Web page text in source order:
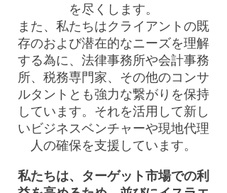
を尽くします。
また、私たちはクライアントの既
存のおよび潜在的なニーズを理解
する為に、法律事務所や会計事務
所、税務専門家、その他のコンサ
ルタントとも強力な繋がりを保持
しています。それを活用して新し
いビジネスベンチャーや現地代理
人の確保を支援しています。
私たちは、ターゲット市場での利